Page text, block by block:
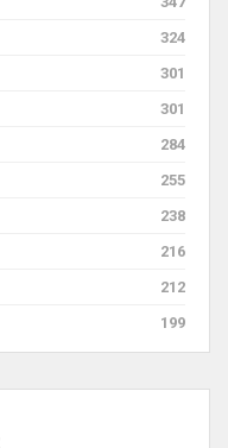
324
301
301
284
255
238
216
212
199